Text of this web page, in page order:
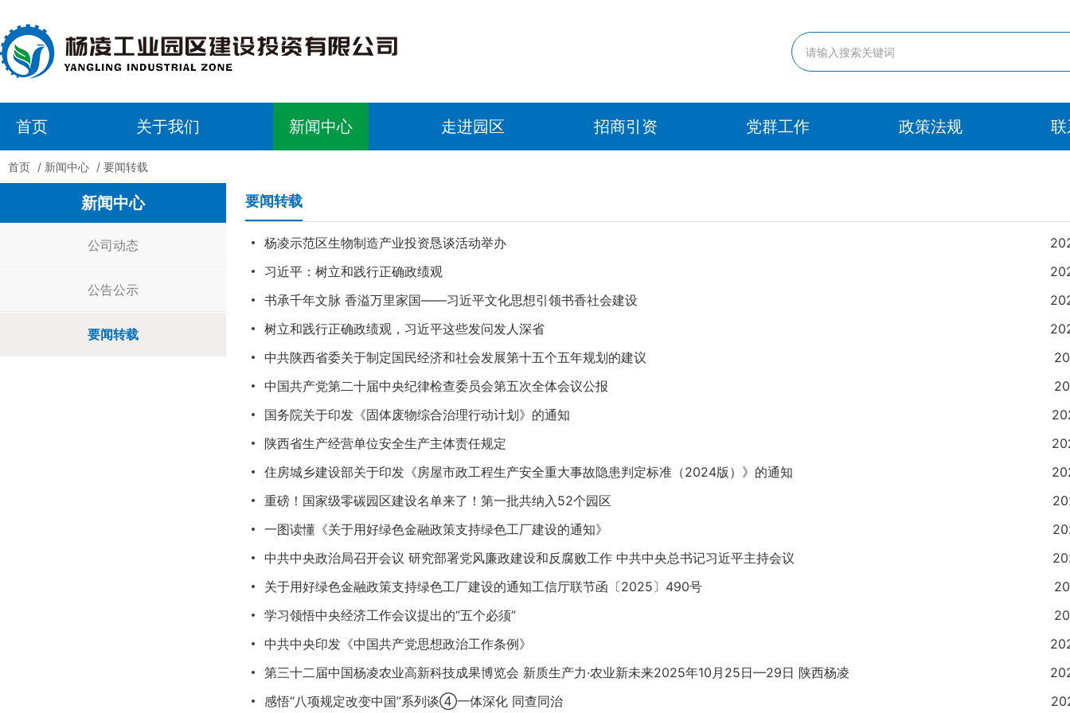
首页 关于我们 新闻中心 走进园区 招商引资 党群工作 政策法规
首页 / 新闻中心 / 要闻转载
新闻中心
公司动态
公告公示
要闻转载
要闻转载
杨凌示范区生物制造产业投资恳谈活动举办
习近平：树立和践行正确政绩观
书承千年文脉 香溢万里家国——习近平文化思想引领书香社会建设
树立和践行正确政绩观，习近平这些发问发人深省
中共陕西省委关于制定国民经济和社会发展第十五个五年规划的建议
中国共产党第二十届中央纪律检查委员会第五次全体会议公报
国务院关于印发《固体废物综合治理行动计划》的通知
陕西省生产经营单位安全生产主体责任规定
住房城乡建设部关于印发《房屋市政工程生产安全重大事故隐患判定标准（2024版）》的通知
重磅！国家级零碳园区建设名单来了！第一批共纳入52个园区
一图读懂《关于用好绿色金融政策支持绿色工厂建设的通知》
中共中央政治局召开会议 研究部署党风廉政建设和反腐败工作 中共中央总书记习近平主持会议
关于用好绿色金融政策支持绿色工厂建设的通知工信厅联节函〔2025〕490号
学习领悟中央经济工作会议提出的“五个必须”
中共中央印发《中国共产党思想政治工作条例》
第三十二届中国杨凌农业高新科技成果博览会 新质生产力·农业新未来2025年10月25日—29日 陕西杨凌
感悟“八项规定改变中国”系列谈④一体深化 同查同治